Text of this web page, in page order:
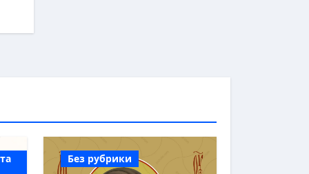
Без рубрики